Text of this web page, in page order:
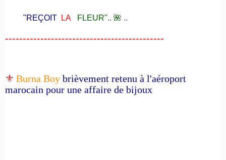
"REÇOIT LA FLEUR".. 🌺 ..
---------------------------------------------
⚜️ Burna Boy brièvement retenu à l'aéroport
marocain pour une affaire de bijoux